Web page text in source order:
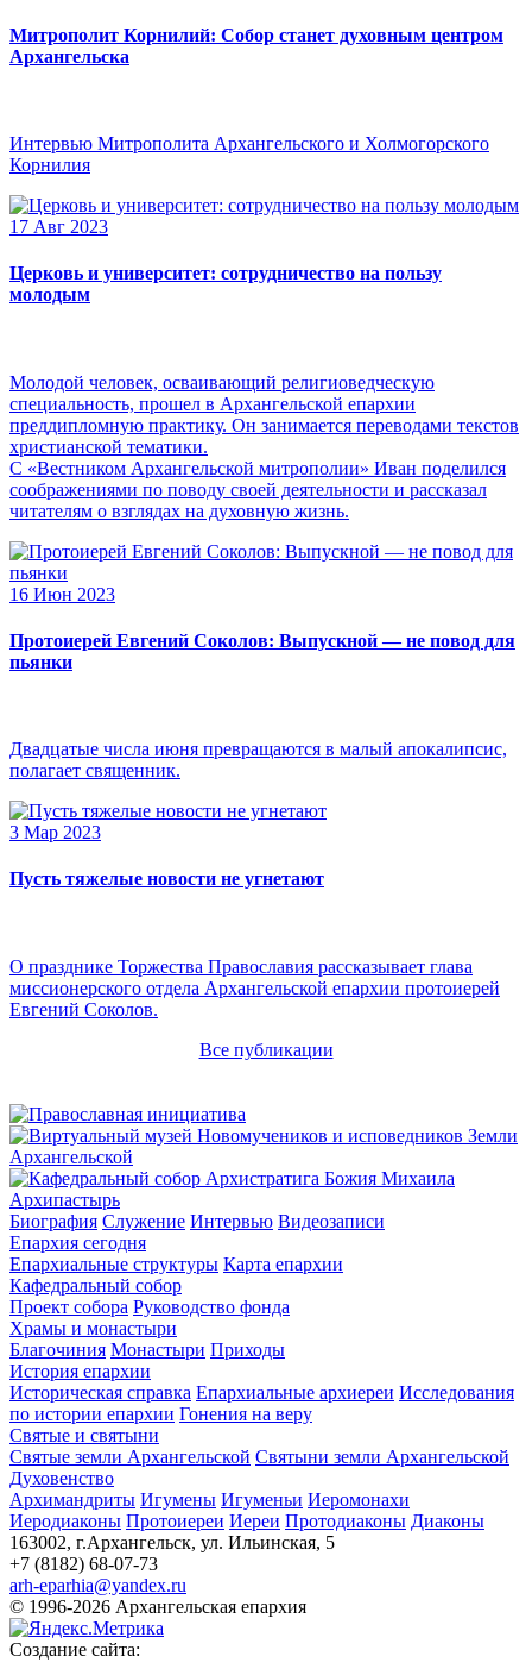
Митрополит Корнилий: Собор станет духовным центром
Архангельска
Интервью Митрополита Архангельского и Холмогорского
Корнилия
17 Авг 2023
Церковь и университет: сотрудничество на пользу
молодым
Молодой человек, осваивающий религиоведческую
специальность, прошел в Архангельской епархии
преддипломную практику. Он занимается переводами текстов
христианской тематики.
С «Вестником Архангельской митрополии» Иван поделился
соображениями по поводу своей деятельности и рассказал
читателям о взглядах на духовную жизнь.
16 Июн 2023
Протоиерей Евгений Соколов: Выпускной — не повод для
пьянки
Двадцатые числа июня превращаются в малый апокалипсис,
полагает священник.
3 Мар 2023
Пусть тяжелые новости не угнетают
О празднике Торжества Православия рассказывает глава
миссионерского отдела Архангельской епархии протоиерей
Евгений Соколов.
Все публикации
Архипастырь
Биография Служение Интервью Видеозаписи
Епархия сегодня
Епархиальные структуры Карта епархии
Кафедральный собор
Проект собора Руководство фонда
Храмы и монастыри
Благочиния Монастыри Приходы
История епархии
Историческая справка Епархиальные архиереи Исследования
по истории епархии Гонения на веру
Святые и святыни
Святые земли Архангельской Святыни земли Архангельской
Духовенство
Архимандриты Игумены Игуменьи Иеромонахи
Иеродиаконы Протоиереи Иереи Протодиаконы Диаконы
163002, г.Архангельск, ул. Ильинская, 5
+7 (8182) 68-07-73
arh-eparhia@yandex.ru
© 1996-2026 Архангельская епархия
Создание сайта: